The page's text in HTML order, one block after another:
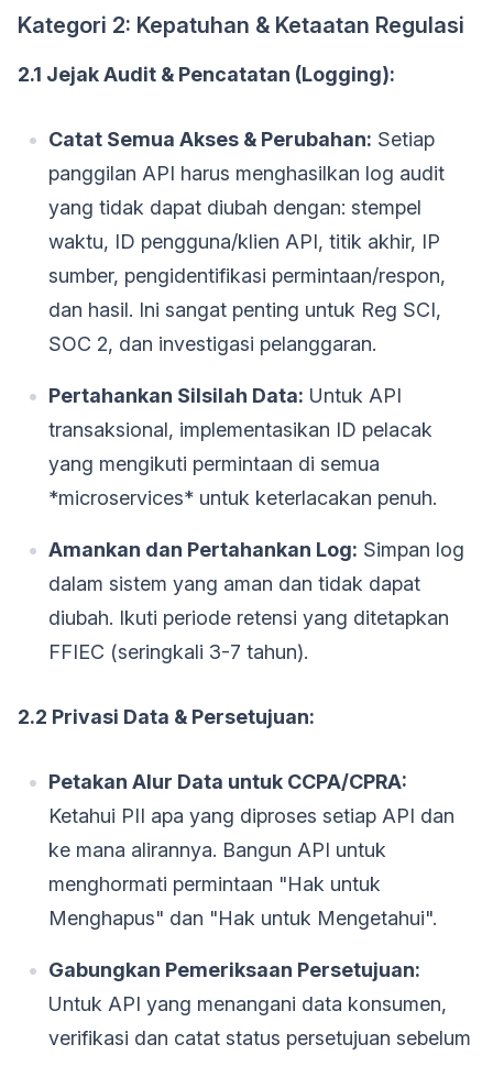
Kategori 2: Kepatuhan & Ketaatan Regulasi
2.1 Jejak Audit & Pencatatan (Logging):
Catat Semua Akses & Perubahan: Setiap
panggilan API harus menghasilkan log audit
yang tidak dapat diubah dengan: stempel
waktu, ID pengguna/klien API, titik akhir, IP
sumber, pengidentifikasi permintaan/respon,
dan hasil. Ini sangat penting untuk Reg SCI,
SOC 2, dan investigasi pelanggaran.
Pertahankan Silsilah Data: Untuk API
transaksional, implementasikan ID pelacak
yang mengikuti permintaan di semua
*microservices* untuk keterlacakan penuh.
Amankan dan Pertahankan Log: Simpan log
dalam sistem yang aman dan tidak dapat
diubah. Ikuti periode retensi yang ditetapkan
FFIEC (seringkali 3-7 tahun).
2.2 Privasi Data & Persetujuan:
Petakan Alur Data untuk CCPA/CPRA:
Ketahui PII apa yang diproses setiap API dan
ke mana alirannya. Bangun API untuk
menghormati permintaan "Hak untuk
Menghapus" dan "Hak untuk Mengetahui".
Gabungkan Pemeriksaan Persetujuan:
Untuk API yang menangani data konsumen,
verifikasi dan catat status persetujuan sebelum